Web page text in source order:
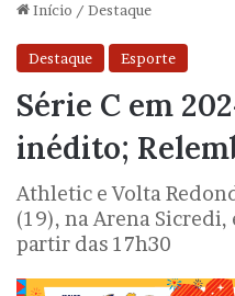
Início / Destaque
Destaque Esporte
Série C em
inédito;
Athletic e Volta
(19), na Arena Sicredi,
partir das 17h30